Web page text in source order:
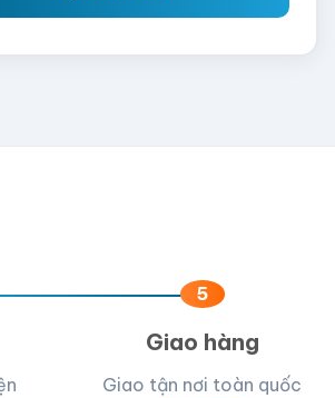
5
Giao hàng
Giao tận nơi toàn quốc